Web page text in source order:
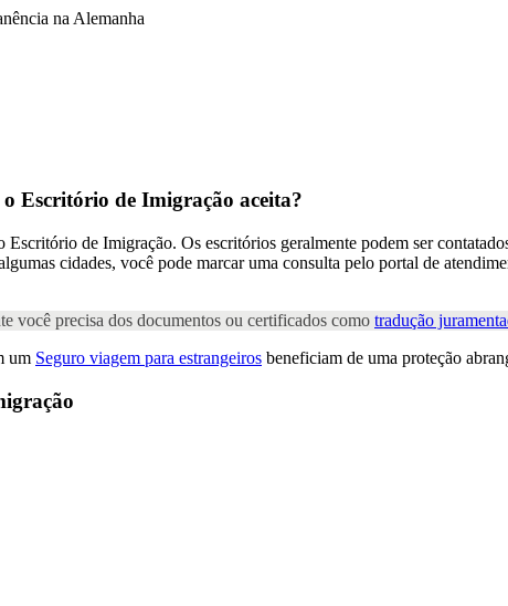
na Alemanha
Escritório de Imigração aceita?
de Imigração. Os escritórios geralmente podem ser
cidades, você pode marcar uma consulta pelo portal de
você precisa dos documentos ou certificados como tradução
um Seguro viagem para estrangeiros beneficiam de uma proteção